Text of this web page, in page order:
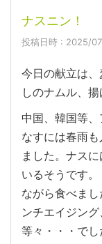
ナスニン！
投稿日時 : 2025/
今日の献立は
しのナムル、揚
中国、韓国等
なすには春雨
ました。ナス
いるそうです
ながら食べま
ンチエイジン
等々・・・でし